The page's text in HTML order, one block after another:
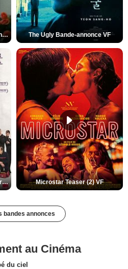
Des Fleurs pour Tokyo Bande-annonce VO STFR The Ugly Bande-annonce VF
De la Comédie-Française Teaser (3) VF Microstar Teaser (2) VF
bandes annonces
au Cinéma
du ciel